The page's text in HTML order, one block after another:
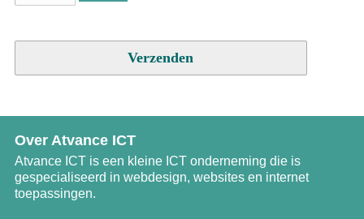
Over Atvance ICT
Atvance ICT is een kleine ICT onder­neming die is
gespecialiseerd in webdesign, websites en internet
toepassingen.